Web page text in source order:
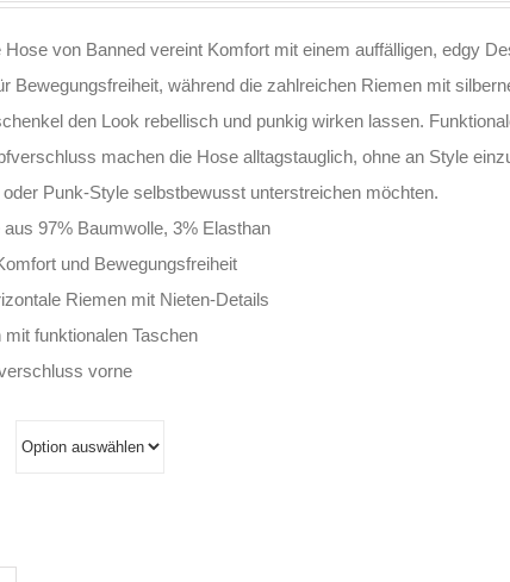
Hose von Banned vereint Komfort mit einem auffälligen, edgy
Bewegungsfreiheit, während die zahlreichen Riemen mit
den Look rebellisch und punkig wirken lassen.
machen die Hose alltagstauglich, ohne an Style
Punk-Style selbstbewusst unterstreichen möchten.
97% Baumwolle, 3% Elasthan
und Bewegungsfreiheit
Riemen mit Nieten-Details
mit funktionalen Taschen
vorne